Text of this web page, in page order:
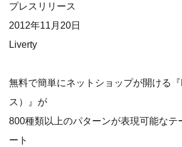
プレスリリース
2012年11月20日
Liverty
無料で簡単にネットショップが開ける
ス）』が
800種類以上のパターンが表現可能なテ
ート